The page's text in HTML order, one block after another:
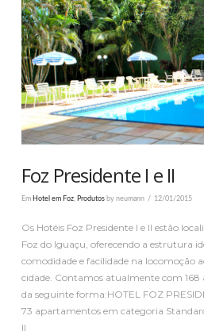
Foz Presidente I e II
Em Hotel em Foz, Produtosby neumann 12/01/2015
Os Hotéis Foz Presidente I e II estão
Foz do Iguaçu, oferecendo a estrutura
comodidade e facilidade na locomoção
cidade. Contamos atualmente com
da seguinte forma:HOTEL FOZ
73 apartamentos em categoria
II